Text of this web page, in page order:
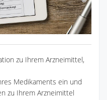
zu Ihrem Arzneimittel,
Medikaments ein und
zu Ihrem Arzneimittel